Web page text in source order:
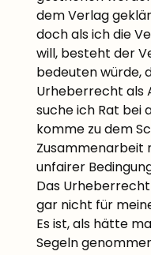
dem Verlag
doch als ich die
will, besteht der
bedeuten würde,
Urheberrecht als
suche ich Rat bei
komme zu dem
Zusammenarbeit
unfairer
Das
gar nicht für
Es ist, als hätte
Segeln